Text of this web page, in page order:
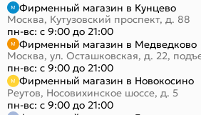
Фирменный магазин в Кунцево
Москва, Кутузовский проспект, д. 88
пн-вс: с 9:00 до 21:00
Фирменный магазин в Медведково
Москва, ул. Осташковская, д. 22,
пн-вс: с 9:00 до 21:00
Фирменный магазин в Новокосино
Реутов, Носовихинское шоссе, д. 5
пн-вс: с 9:00 до 21:00